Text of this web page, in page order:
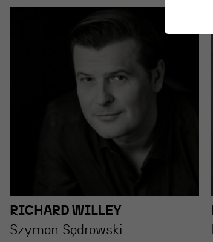
RICHARD WILLEY
Szymon Sędrowski